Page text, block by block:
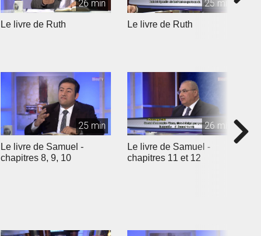
26 min
Le livre de Ruth
25 min
Le livre de Ruth
25 min
Le livre de Samuel -
chapitres 8, 9, 10
26 min
Le livre de Samuel -
chapitres 11 et 12